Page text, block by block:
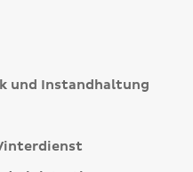
und Instandhaltung